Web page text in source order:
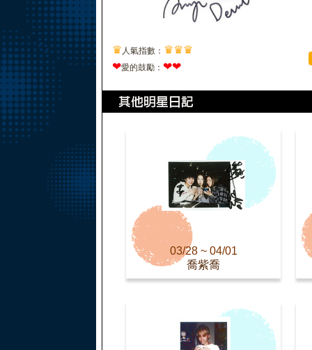
♛ 人氣指數： ♛♛♛
❤愛的鼓勵： ❤❤
03/28 ~ 04/01
喬紫喬